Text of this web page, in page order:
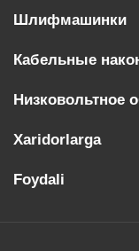
Шлифмашинки
Кабельные
Низковольтное
Xaridorlarga
Foydali